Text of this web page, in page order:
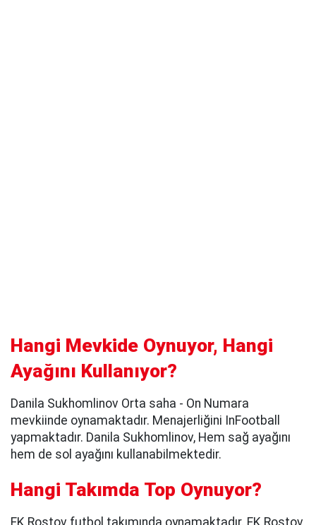
Hangi Mevkide Oynuyor, Hangi
Ayağını Kullanıyor?
Danila Sukhomlinov Orta saha - On Numara
mevkiinde oynamaktadır. Menajerliğini InFootball
yapmaktadır. Danila Sukhomlinov, Hem sağ ayağını
hem de sol ayağını kullanabilmektedir.
Hangi Takımda Top Oynuyor?